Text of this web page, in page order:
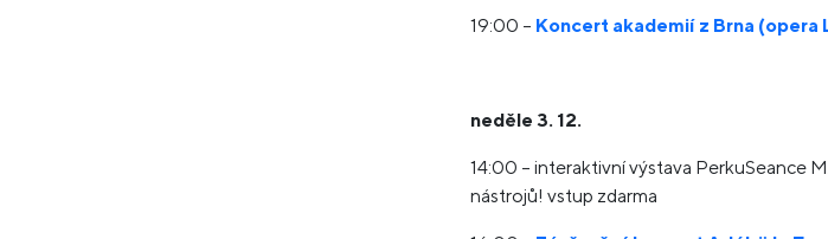
19:00 – Koncert akademií z Brna (opera
neděle 3. 12.
14:00 – interaktivní výstava PerkuSeance
nástrojů! vstup zdarma